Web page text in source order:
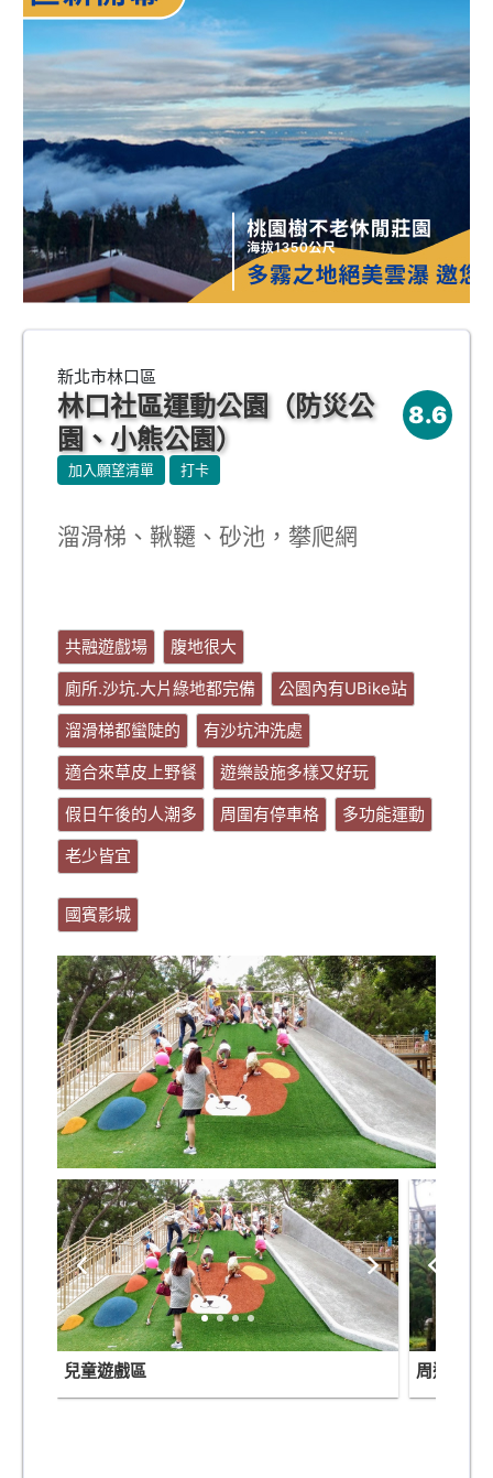
新北市林口區
林口社區運動公園（防災公
園、小熊公園）
8.6
加入願望清單 打卡
溜滑梯、鞦韆、砂池，攀爬網
共融遊戲場
腹地很大
廁所.沙坑.大片綠地都完備
公園內有UBike站
溜滑梯都蠻陡的
有沙坑沖洗處
適合來草皮上野餐
遊樂設施多樣又好玩
假日午後的人潮多
周圍有停車格
多功能運動
老少皆宜
國賓影城
兒童遊戲區 周邊景觀